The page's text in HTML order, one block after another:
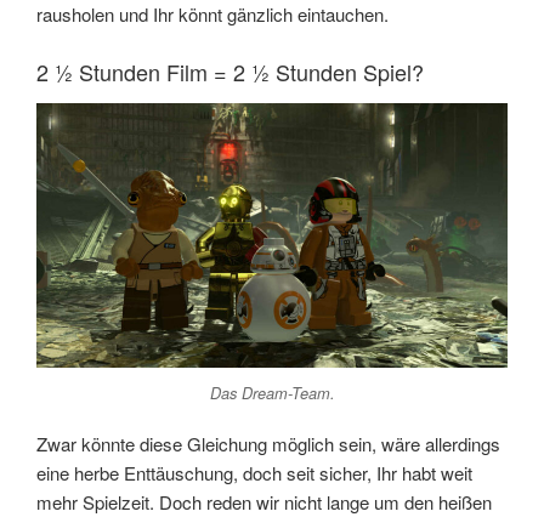
rausholen und Ihr könnt gänzlich eintauchen.
2 ½ Stunden Film = 2 ½ Stunden Spiel?
Das Dream-Team.
Zwar könnte diese Gleichung möglich sein, wäre allerdings
eine herbe Enttäuschung, doch seit sicher, Ihr habt weit
mehr Spielzeit. Doch reden wir nicht lange um den heißen